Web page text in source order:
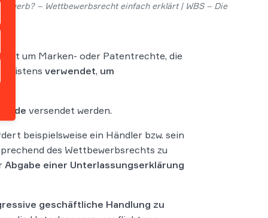
– Wettbewerbsrecht einfach erklärt | WBS – Die
um Marken- oder Patentrechte, die
meistens verwendet, um
versendet werden.
beispielsweise ein Händler bzw. sein
des Wettbewerbsrechts zu
Abgabe einer Unterlassungserklärung
geschäftliche Handlung zu